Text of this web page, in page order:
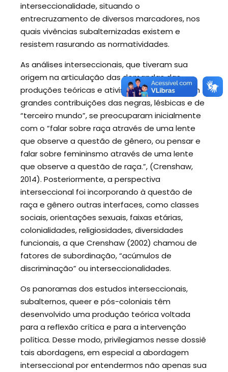
interseccionalidade, situando o
entrecruzamento de diversos marcadores, nos
quais vivências subalternizadas existem e
resistem rasurando as normatividades.
As análises interseccionais, que tiveram sua
origem na articulação das demandas das
produções teóricas e ativistas feministas, com
grandes contribuições das negras, lésbicas e de
“terceiro mundo”, se preocuparam inicialmente
com o “falar sobre raça através de uma lente
que observe a questão de gênero, ou pensar e
falar sobre femininsmo através de uma lente
que observe a questão de raça.”, (Crenshaw,
2014). Posteriormente, a perspectiva
interseccional foi incorporando à questão de
raça e gênero outras interfaces, como classes
sociais, orientações sexuais, faixas etárias,
colonialidades, religiosidades, diversidades
funcionais, a que Crenshaw (2002) chamou de
fatores de subordinação, “acúmulos de
discriminação” ou interseccionalidades.
Os panoramas dos estudos interseccionais,
subalternos, queer e pós-coloniais têm
desenvolvido uma produção teórica voltada
para a reflexão crítica e para a intervenção
política. Desse modo, privilegiamos nesse dossiê
tais abordagens, em especial a abordagem
interseccional por entendermos não apenas sua